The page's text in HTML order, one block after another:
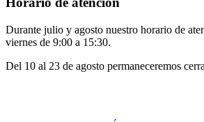
Durante julio y agosto nuestro horario de
viernes de 9:00 a 15:30.
Del 10 al 23 de agosto permaneceremos